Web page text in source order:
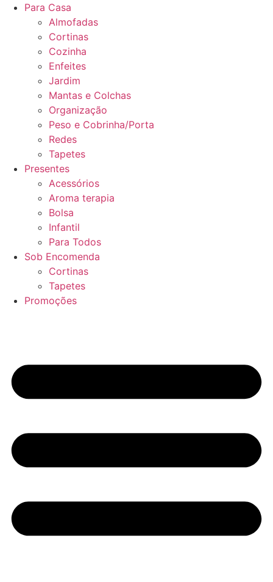
Para Casa
Almofadas
Cortinas
Cozinha
Enfeites
Jardim
Mantas e Colchas
Organização
Peso e Cobrinha/Porta
Redes
Tapetes
Presentes
Acessórios
Aroma terapia
Bolsa
Infantil
Para Todos
Sob Encomenda
Cortinas
Tapetes
Promoções